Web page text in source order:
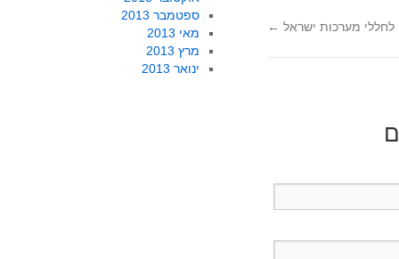
לחללי מערכות ישראל ←
ספטמבר 2013
מאי 2013
מרץ 2013
ינואר 2013